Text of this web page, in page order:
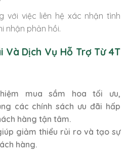
với việc liên hệ xác nhận tình
nhận phản hồi.
Và Dịch Vụ Hỗ Trợ Từ 4T
mua sắm hoa tối ưu,
các chính sách ưu đãi hấp
hàng tận tâm.
giảm thiểu rủi ro và tạo sự
hàng.